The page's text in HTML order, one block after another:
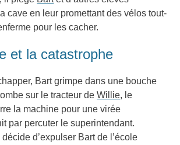
cave en leur promettant des vélos tout-
pour les cacher.
et la catastrophe
Bart grimpe dans une bouche
sur le tracteur deWillie, le
la machine pour une virée
par percuter le superintendant.
d’expulser Bart de l’école